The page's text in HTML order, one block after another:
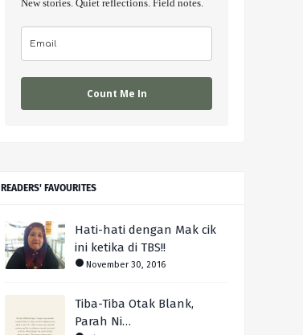
New stories. Quiet reflections. Field notes.
Count Me In
READERS' FAVOURITES
Hati-hati dengan Mak cik
ini ketika di TBS!!
November 30, 2016
Tiba-Tiba Otak Blank,
Parah Ni…